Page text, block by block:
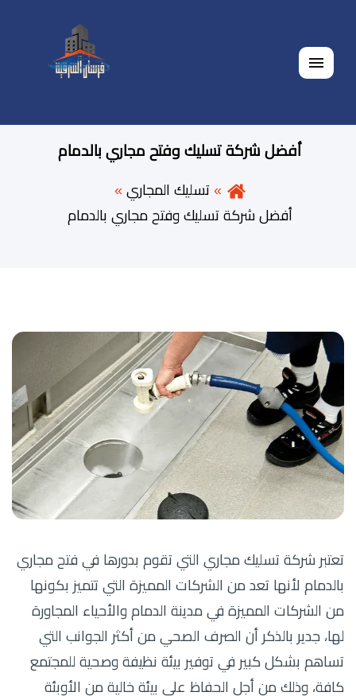
القائمة
أفضل شركة تسليك وفتح مجاري بالدمام
تسليك المجاري
أفضل شركة تسليك وفتح مجاري بالدمام
تعتبر شركة تسليك مجاري التي تقوم بدورها في فتح مجاري
بالدمام لأنها تعد من الشركات المميزة التي تتميز بكونها
من الشركات المميزة في مدينة الدمام والأحياء المجاورة
لها، جدير بالذكر أن الصرف الصحي من أكثر الجوانب التي
تساهم بشكل كبير في توفير بيئة نظيفة وصحية للمجتمع
كافة، وذلك من أجل الحفاظ على بيئة خالية من الأوبئة